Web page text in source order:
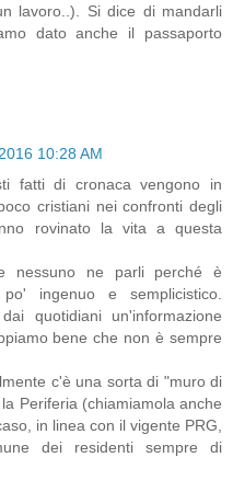
lavoro..). Si dice di mandarli
dato anche il passaporto
10:28 AM
fatti di cronaca vengono in
cristiani nei confronti degli
rovinato la vita a questa
nessuno ne parli perché è
ingenuo e semplicistico.
quotidiani un'informazione
bene che non è sempre
c'è una sorta di "muro di
Periferia (chiamiamola anche
in linea con il vigente PRG,
dei residenti sempre di